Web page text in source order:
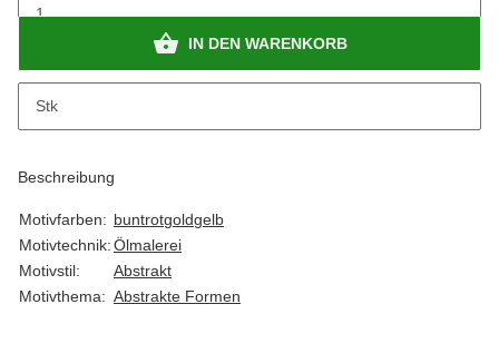
Stk
IN DEN WARENKORB
Beschreibung
Motivfarben: buntrotgoldgelb
Motivtechnik:Ölmalerei
Motivstil:
Abstrakt
Motivthema: Abstrakte Formen